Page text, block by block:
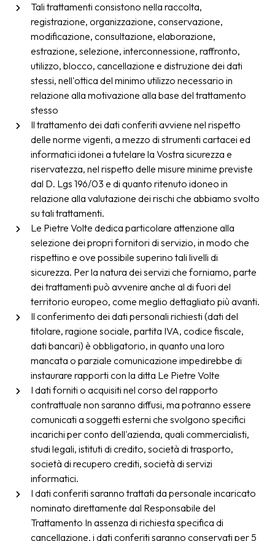
Tali trattamenti consistono nella raccolta,
registrazione, organizzazione, conservazione,
modificazione, consultazione, elaborazione,
estrazione, selezione, interconnessione, raffronto,
utilizzo, blocco, cancellazione e distruzione dei dati
stessi, nell'ottica del minimo utilizzo necessario in
relazione alla motivazione alla base del trattamento
stesso
Il trattamento dei dati conferiti avviene nel rispetto
delle norme vigenti, a mezzo di strumenti cartacei ed
informatici idonei a tutelare la Vostra sicurezza e
riservatezza, nel rispetto delle misure minime previste
dal D. Lgs 196/03 e di quanto ritenuto idoneo in
relazione alla valutazione dei rischi che abbiamo svolto
su tali trattamenti.
Le Pietre Volte dedica particolare attenzione alla
selezione dei propri fornitori di servizio, in modo che
rispettino e ove possibile superino tali livelli di
sicurezza. Per la natura dei servizi che forniamo, parte
dei trattamenti può avvenire anche al di fuori del
territorio europeo, come meglio dettagliato più avanti.
Il conferimento dei dati personali richiesti (dati del
titolare, ragione sociale, partita IVA, codice fiscale,
dati bancari) è obbligatorio, in quanto una loro
mancata o parziale comunicazione impedirebbe di
instaurare rapporti con la ditta Le Pietre Volte
I dati forniti o acquisiti nel corso del rapporto
contrattuale non saranno diffusi, ma potranno essere
comunicati a soggetti esterni che svolgono specifici
incarichi per conto dell'azienda, quali commercialisti,
studi legali, istituti di credito, società di trasporto,
società di recupero crediti, società di servizi
informatici.
I dati conferiti saranno trattati da personale incaricato
nominato direttamente dal Responsabile del
Trattamento In assenza di richiesta specifica di
cancellazione, i dati conferiti saranno conservati per 5